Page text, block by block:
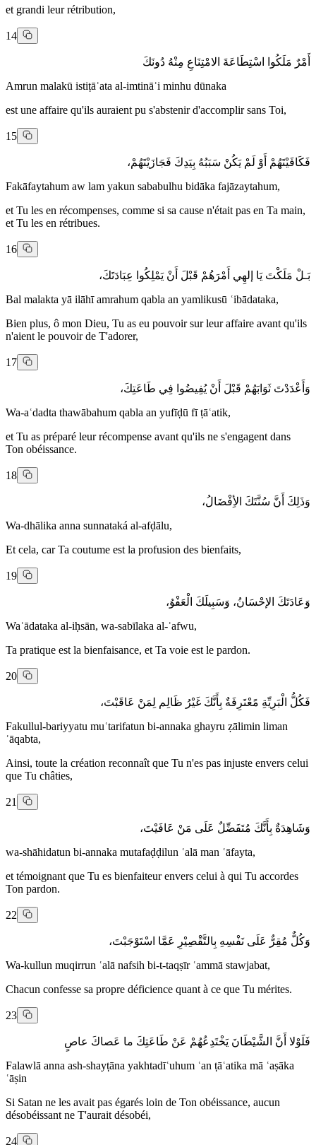
et grandi leur rétribution,
14
أَمْرٌ مَلَكُوا اسْتِطَاعَةَ الامْتِنَاعِ مِنْهُ دُونَكَ
Amrun malakū istiṭāʿata al-imtināʿi minhu dūnaka
est une affaire qu'ils auraient pu s'abstenir d'accomplir sans Toi,
15
فَكَافَيْتَهُمْ أَوْ لَمْ يَكُنْ سَبَبُهُ بِيَدِكَ فَجَازَيْتَهُمْ،
Fakāfaytahum aw lam yakun sababulhu bidāka fajāzaytahum,
et Tu les en récompenses, comme si sa cause n'était pas en Ta main,
et Tu les en rétribues.
16
بَـلْ مَلَكْتَ يَا إلهِي أَمْرَهُمْ قَبْلَ أَنْ يَمْلِكُوا عِبَادَتَكَ،
Bal malakta yā ilāhī amrahum qabla an yamlikusū ʿibādataka,
Bien plus, ô mon Dieu, Tu as eu pouvoir sur leur affaire avant qu'ils
n'aient le pouvoir de T'adorer,
17
وَأَعْدَدْتَ ثَوَابَهُمْ قَبْلَ أَنْ يُفِيضُوا فِي طَاعَتِكَ،
Wa-aʿdadta thawābahum qabla an yufīḍū fī ṭāʿatik,
et Tu as préparé leur récompense avant qu'ils ne s'engagent dans
Ton obéissance.
18
وَذَلِكَ أَنَّ سُنَّتَكَ الأِفْضَالُ،
Wa-dhālika anna sunnataká al-afḍālu,
Et cela, car Ta coutume est la profusion des bienfaits,
19
وَعَادَتَكَ الإحْسَانُ، وَسَبِيلَكَ الْعَفْوُ،
Waʿādataka al-iḥsān, wa-sabīlaka al-ʿafwu,
Ta pratique est la bienfaisance, et Ta voie est le pardon.
20
فَكُلُّ الْبَرِيِّةِ مًعْتَرِفَةٌ بِأَنَّكَ غَيْرُ ظَالِم لِمَنْ عَاقَبْتَ،
Fakullul-bariyyatu muʿtarifatun bi-annaka ghayru ẓālimin liman
ʿāqabta,
Ainsi, toute la création reconnaît que Tu n'es pas injuste envers celui
que Tu châties,
21
وَشَاهِدَةٌ بِأَنَّكَ مُتَفَضِّلٌ عَلَى مَنْ عَافَيْتَ،
wa-shāhidatun bi-annaka mutafaḍḍilun ʿalā man ʿāfayta,
et témoignant que Tu es bienfaiteur envers celui à qui Tu accordes
Ton pardon.
22
وَكُلٌّ مُقِرٌّ عَلَى نَفْسِهِ بِالتَّقْصِيْرِ عَمَّا اسْتَوْجَبْتَ،
Wa-kullun muqirrun ʿalā nafsih bi-t-taqṣīr ʿammā stawjabat,
Chacun confesse sa propre déficience quant à ce que Tu mérites.
23
فَلَوْلا أَنَّ الشَّيْطَانَ يَخْتَدِعُهُمْ عَنْ طَاعَتِكَ ما عَصاكَ عاصٍ
Falawlā anna ash-shayṭāna yakhta­dīʿuhum ʿan ṭāʿatika mā ʿaṣāka
ʿāṣin
Si Satan ne les avait pas égarés loin de Ton obéissance, aucun
désobéissant ne T'aurait désobéi,
24